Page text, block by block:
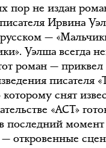
пор не издан
Ирвина
русском —
Уэлша всегда
роман — приквел
писателя
которому снят
«АСТ»
в последний
откровенные